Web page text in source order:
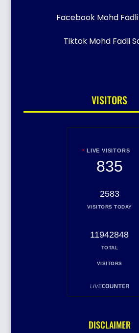
Facebook Mohd
Tiktok Mohd Fadli
VISITORS
LIVE VISITORS
835
2583
VISITORS TODAY
11942848
TOTAL
VISITORS
DISCLAIMER